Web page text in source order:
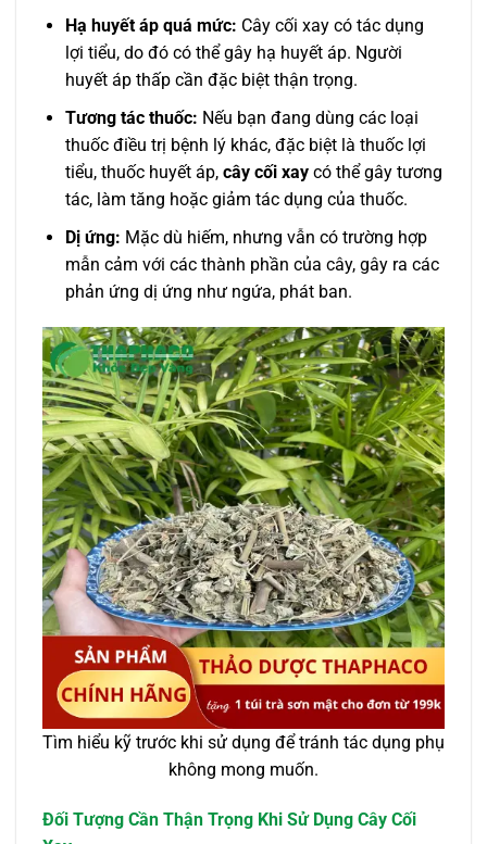
Hạ huyết áp quá mức: Cây cối xay có tác dụng
lợi tiểu, do đó có thể gây hạ huyết áp. Người
huyết áp thấp cần đặc biệt thận trọng.
Tương tác thuốc: Nếu bạn đang dùng các loại
thuốc điều trị bệnh lý khác, đặc biệt là thuốc lợi
tiểu, thuốc huyết áp, cây cối xaycó thể gây tương
tác, làm tăng hoặc giảm tác dụng của thuốc.
Dị ứng: Mặc dù hiếm, nhưng vẫn có trường hợp
mẫn cảm với các thành phần của cây, gây ra các
phản ứng dị ứng như ngứa, phát ban.
Tìm hiểu kỹ trước khi sử dụng để tránh tác dụng phụ
không mong muốn.
Đối Tượng Cần Thận Trọng Khi Sử Dụng Cây Cối